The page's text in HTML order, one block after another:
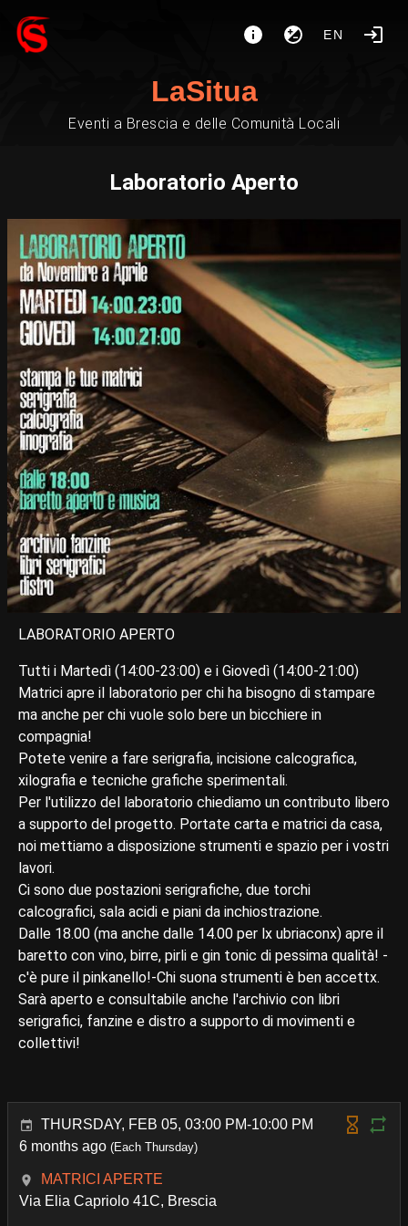
EN
LaSitua
Eventi a Brescia e delle Comunità Locali
Laboratorio Aperto
LABORATORIO APERTO
Tutti i Martedì (14:00-23:00) e i Giovedì (14:00-21:00)
Matrici apre il laboratorio per chi ha bisogno di stampare
ma anche per chi vuole solo bere un bicchiere in
compagnia!
Potete venire a fare serigrafia, incisione calcografica,
xilografia e tecniche grafiche sperimentali.
Per l'utilizzo del laboratorio chiediamo un contributo libero
a supporto del progetto. Portate carta e matrici da casa,
noi mettiamo a disposizione strumenti e spazio per i vostri
lavori.
Ci sono due postazioni serigrafiche, due torchi
calcografici, sala acidi e piani da inchiostrazione.
Dalle 18.00 (ma anche dalle 14.00 per lx ubriaconx) apre il
baretto con vino, birre, pirli e gin tonic di pessima qualità! -
c'è pure il pinkanello!-Chi suona strumenti è ben accettx.
Sarà aperto e consultabile anche l'archivio con libri
serigrafici, fanzine e distro a supporto di movimenti e
collettivi!
THURSDAY, FEB 05, 03:00 PM-10:00 PM
6 months ago (Each Thursday)
MATRICI APERTE
Via Elia Capriolo 41C, Brescia